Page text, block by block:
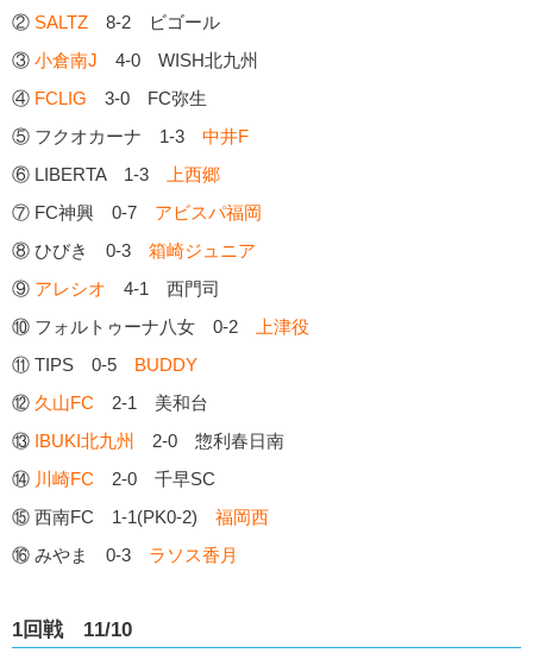
② SALTZ 8-2 ビゴール
③ 小倉南J 4-0 WISH北九州
④ FCLIG 3-0 FC弥生
⑤ フクオカーナ 1-3 中井F
⑥ LIBERTA 1-3
上西郷
⑦ FC神興 0-7 アビスパ福岡
⑧ ひびき 0-3 箱崎ジュニア
⑨ アレシオ 4-1 西門司
⑩ フォルトゥーナ八女 0-2
上津役
⑪ TIPS 0-5 BUDDY
⑫ 久山FC 2-1 美和台
⑬ IBUKI北九州
2-0 惣利春日南
⑭ 川崎FC 2-0 千早SC
⑮ 西南FC 1-1(PK0-2) 福岡西
⑯ みやま 0-3 ラソス香月
1回戦 11/10